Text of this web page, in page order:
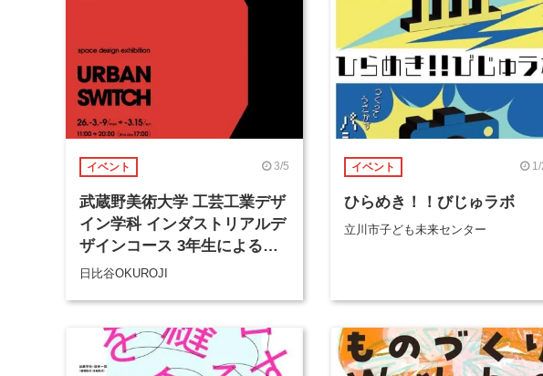
イベント 3/5
武蔵野美術大学 工芸工業デザ
イン学科 インダストリアルデ
ザインコース 3年生による学
外展「URBAN SWITCH」
日比谷OKUROJI
イベント
ひらめき！！びじゅラボ
立川市子ども未来センター